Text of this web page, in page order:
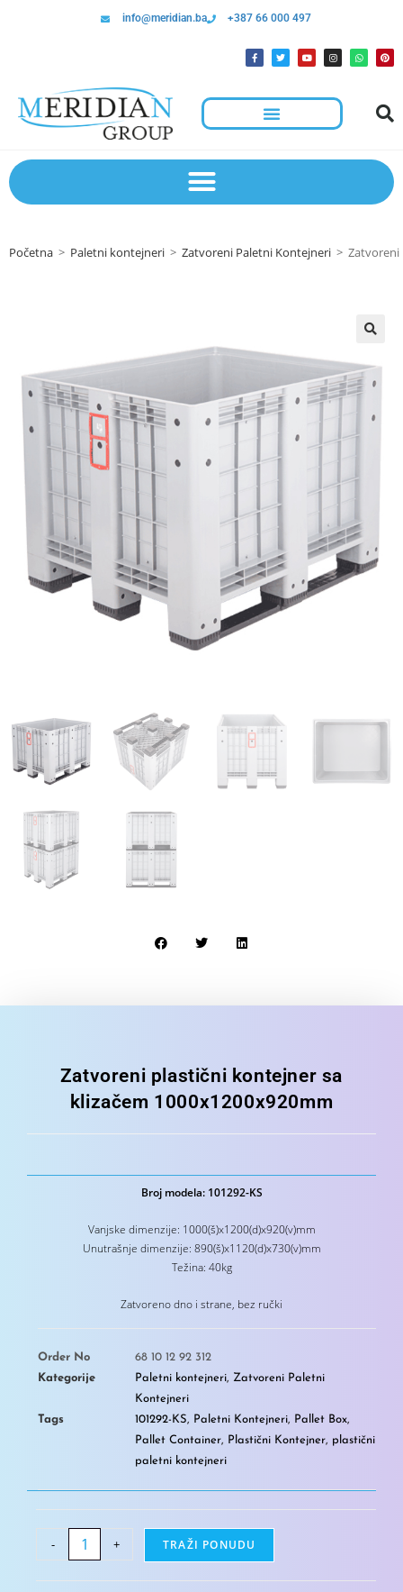
info@meridian.ba +387 66 000 497
Početna > Paletni kontejneri > Zatvoreni Paletni Kontejneri > Zatvoreni
Zatvoreni plastični kontejner sa
klizačem 1000x1200x920mm
Broj modela: 101292-KS
Vanjske dimenzije: 1000(š)x1200(d)x920(v)mm
Unutrašnje dimenzije: 890(š)x1120(d)x730(v)mm
Težina: 40kg
Zatvoreno dno i strane, bez ručki
Order No
68 10 12 92 312
Kategorije
Paletni kontejneri, Zatvoreni Paletni
Kontejneri
Tags
101292-KS, Paletni Kontejneri, Pallet Box,
Pallet Container, Plastični Kontejner, plastični
paletni kontejneri
- + TRAŽI PONUDU